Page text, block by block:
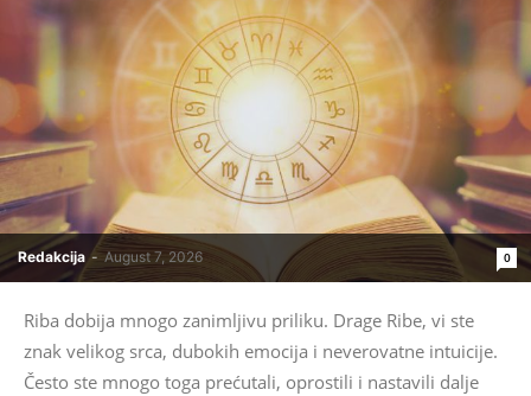
Redakcija - August 7, 2026 0
Riba dobija mnogo zanimljivu priliku. Drage Ribe, vi ste
znak velikog srca, dubokih emocija i neverovatne intuicije.
Često ste mnogo toga prećutali, oprostili i nastavili dalje